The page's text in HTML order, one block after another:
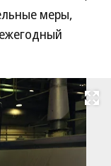
меры,
Развернуть